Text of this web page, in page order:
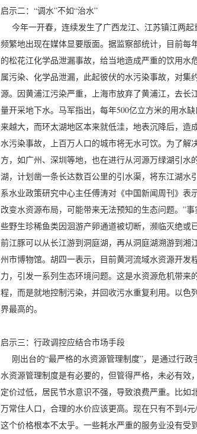
启示二：“调水”不如“治水”
今年一开春，连续发生了广西龙江、江苏镇江两起
频繁地出现在媒体显要版面。据监察部统计，目前每
的松花江化学品泄漏事故，给当地造成严重的饮用
属污染、化学品泄漏，此起彼伏的水污染事故，对
源。因黄浦江污染严重，上海市放弃了黄浦江，去
量开采地下水。马军指出，每年500亿立方米的用水
来越大，而环太湖地区本来就低洼，地表沉降后，
水污染事故，上百万人口的城市将无水可饮。为了
方，如广州、深圳等地，也在进行从河源万绿湖引
湖，计划凿一条长达数百公里的引水渠，将东江湖水
系水业政策研究中心主任傅涛对《中国新闻周刊》
改变水资源布局，可能带来无法预知的生态问题。”
些野生珍稀鱼类因洄游产卵通道被切断，濒临灭绝
前江豚可以从长江游到洞庭湖，再从洞庭湖溯游到
州市博物馆。胡四一表示，目前黄河流域水资源开发
力，引发一系列生态环境问题。这是水资源危机带
程，而是就地控制污染，并回收污水重复利用。以色
界最高的。
启示三：行政调控应结合市场手段
刚出台的“最严格的水资源管理制度”，是通过行政
水资源管理制度是有必要的，但管得严格，未必有效
定价过低，居民节水意识不强，导致浪费严重。比如
万常住人口，合理的水价应该更高。现在只有不到4
这个价格根本不太乎。一些耗水严重的服务业没有